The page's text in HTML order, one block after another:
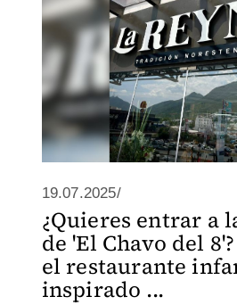
19.07.2025/
¿Quieres entrar a
de 'El Chavo del
el restaurante
inspirado ...